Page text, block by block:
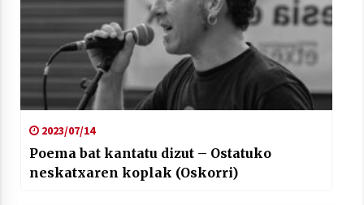
2023/07/14
Poema bat kantatu dizut – Ostatuko
neskatxaren koplak (Oskorri)